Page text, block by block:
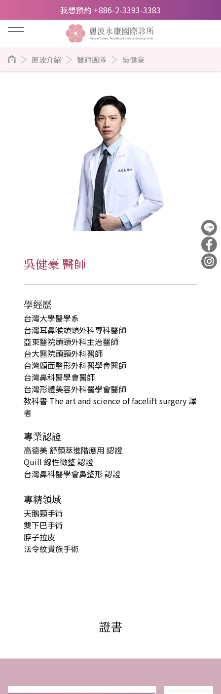
我想預約 +886-2-3393-3383
麗波介紹 醫師團隊 吳健豪
吳健豪 醫師
學經歷
台灣大學醫學系
台灣耳鼻喉頭頸外科專科醫師
亞東醫院頭頸外科主治醫師
台大醫院頭頸外科醫師
台灣顏面整形外科醫學會醫師
台灣鼻科醫學會醫師
台灣形體美容外科醫學會醫師
教科書 The art and science of facelift surgery 譯
者
專業認證
高德美 舒顏萃進階應用 認證
Quill 線性微整 認證
台灣鼻科醫學會鼻整形 認證
專精領域
天鵝頸手術
雙下巴手術
脖子拉皮
法令紋貴族手術
證書